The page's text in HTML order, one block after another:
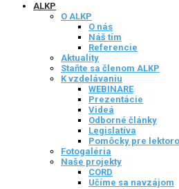
ALKP
O ALKP
O nás
Náš tím
Referencie
Aktuality
Staňte sa členom ALKP
K vzdelávaniu
WEBINARE
Prezentácie
Videá
Odborné články
Legislatíva
Pomôcky pre
Fotogaléria
Naše projekty
CORD
Učíme sa navzájom